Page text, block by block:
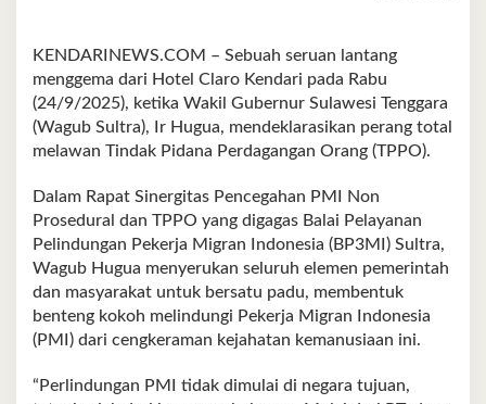
KENDARINEWS.COM – Sebuah seruan lantang
menggema dari Hotel Claro Kendari pada Rabu
(24/9/2025), ketika Wakil Gubernur Sulawesi Tenggara
(Wagub Sultra), Ir Hugua, mendeklarasikan perang total
melawan Tindak Pidana Perdagangan Orang (TPPO).
Dalam Rapat Sinergitas Pencegahan PMI Non
Prosedural dan TPPO yang digagas Balai Pelayanan
Pelindungan Pekerja Migran Indonesia (BP3MI) Sultra,
Wagub Hugua menyerukan seluruh elemen pemerintah
dan masyarakat untuk bersatu padu, membentuk
benteng kokoh melindungi Pekerja Migran Indonesia
(PMI) dari cengkeraman kejahatan kemanusiaan ini.
“Perlindungan PMI tidak dimulai di negara tujuan,